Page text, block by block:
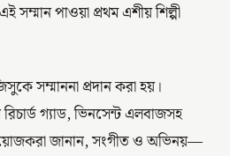
সম্মান পাওয়া প্রথম এশীয় শিল্পী
সম্মাননা প্রদান করা হয়।
গ্যাড, ভিনসেন্ট এলবাজসহ
জানান, সংগীত ও অভিনয়—